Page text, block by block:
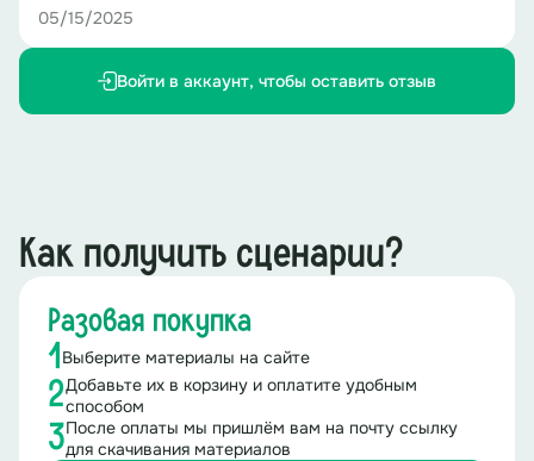
05/15/2025
Войти в аккаунт, чтобы оставить отзыв
Как получить сценарии?
Разовая покупка
1 Выберите материалы на сайте
2Добавьте их в корзину и оплатите удобным
способом
3После оплаты мы пришлём вам на почту ссылку
для скачивания материалов